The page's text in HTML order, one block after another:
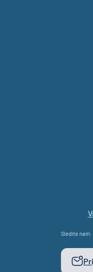
Sledite nam: